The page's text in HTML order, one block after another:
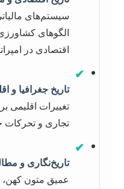
سیستم‌های
الگوهای
اقتصادی در
✔
تاریخ جغرافیا و
تغییرات اقلیمی
تجاری و تحرکات
✔
تاریخ‌نگاری و
عمیق متون